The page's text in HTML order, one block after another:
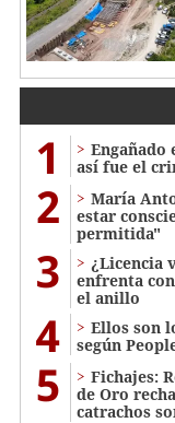
1
Engañado
así fue el
2
María
estar
permitida"
3
¿Licencia
enfrenta
el anillo
4
Ellos son
según
5
Fichajes:
de Oro
catrachos